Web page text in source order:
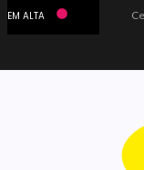
EM ALTA